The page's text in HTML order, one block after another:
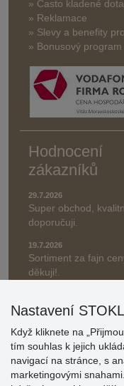
» Často kladené
» Reklamace
» Slevy a benefity
» Bonusový
Hodnocení
zákazníků
29.7.2026
Super obchod,
doporučuji.
19.7.2026
Sortiment za fajn
děkuji!.
» Aktuálně 19084
Nastavení
Když kliknete na
tím souhlas k jejich
navigací na stránce, s
marketingovými